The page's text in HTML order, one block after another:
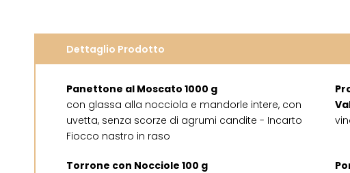
Dettaglio Prodotto
Panettone al Moscato 1000 g
con glassa alla nocciola e mandorle intere, con
uvetta, senza scorze di agrumi candite - Incarto
Fiocco nastro in raso
Torrone con Nocciole 100 g